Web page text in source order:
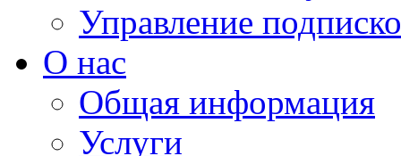
Управление
О нас
Общая информация
Услуги